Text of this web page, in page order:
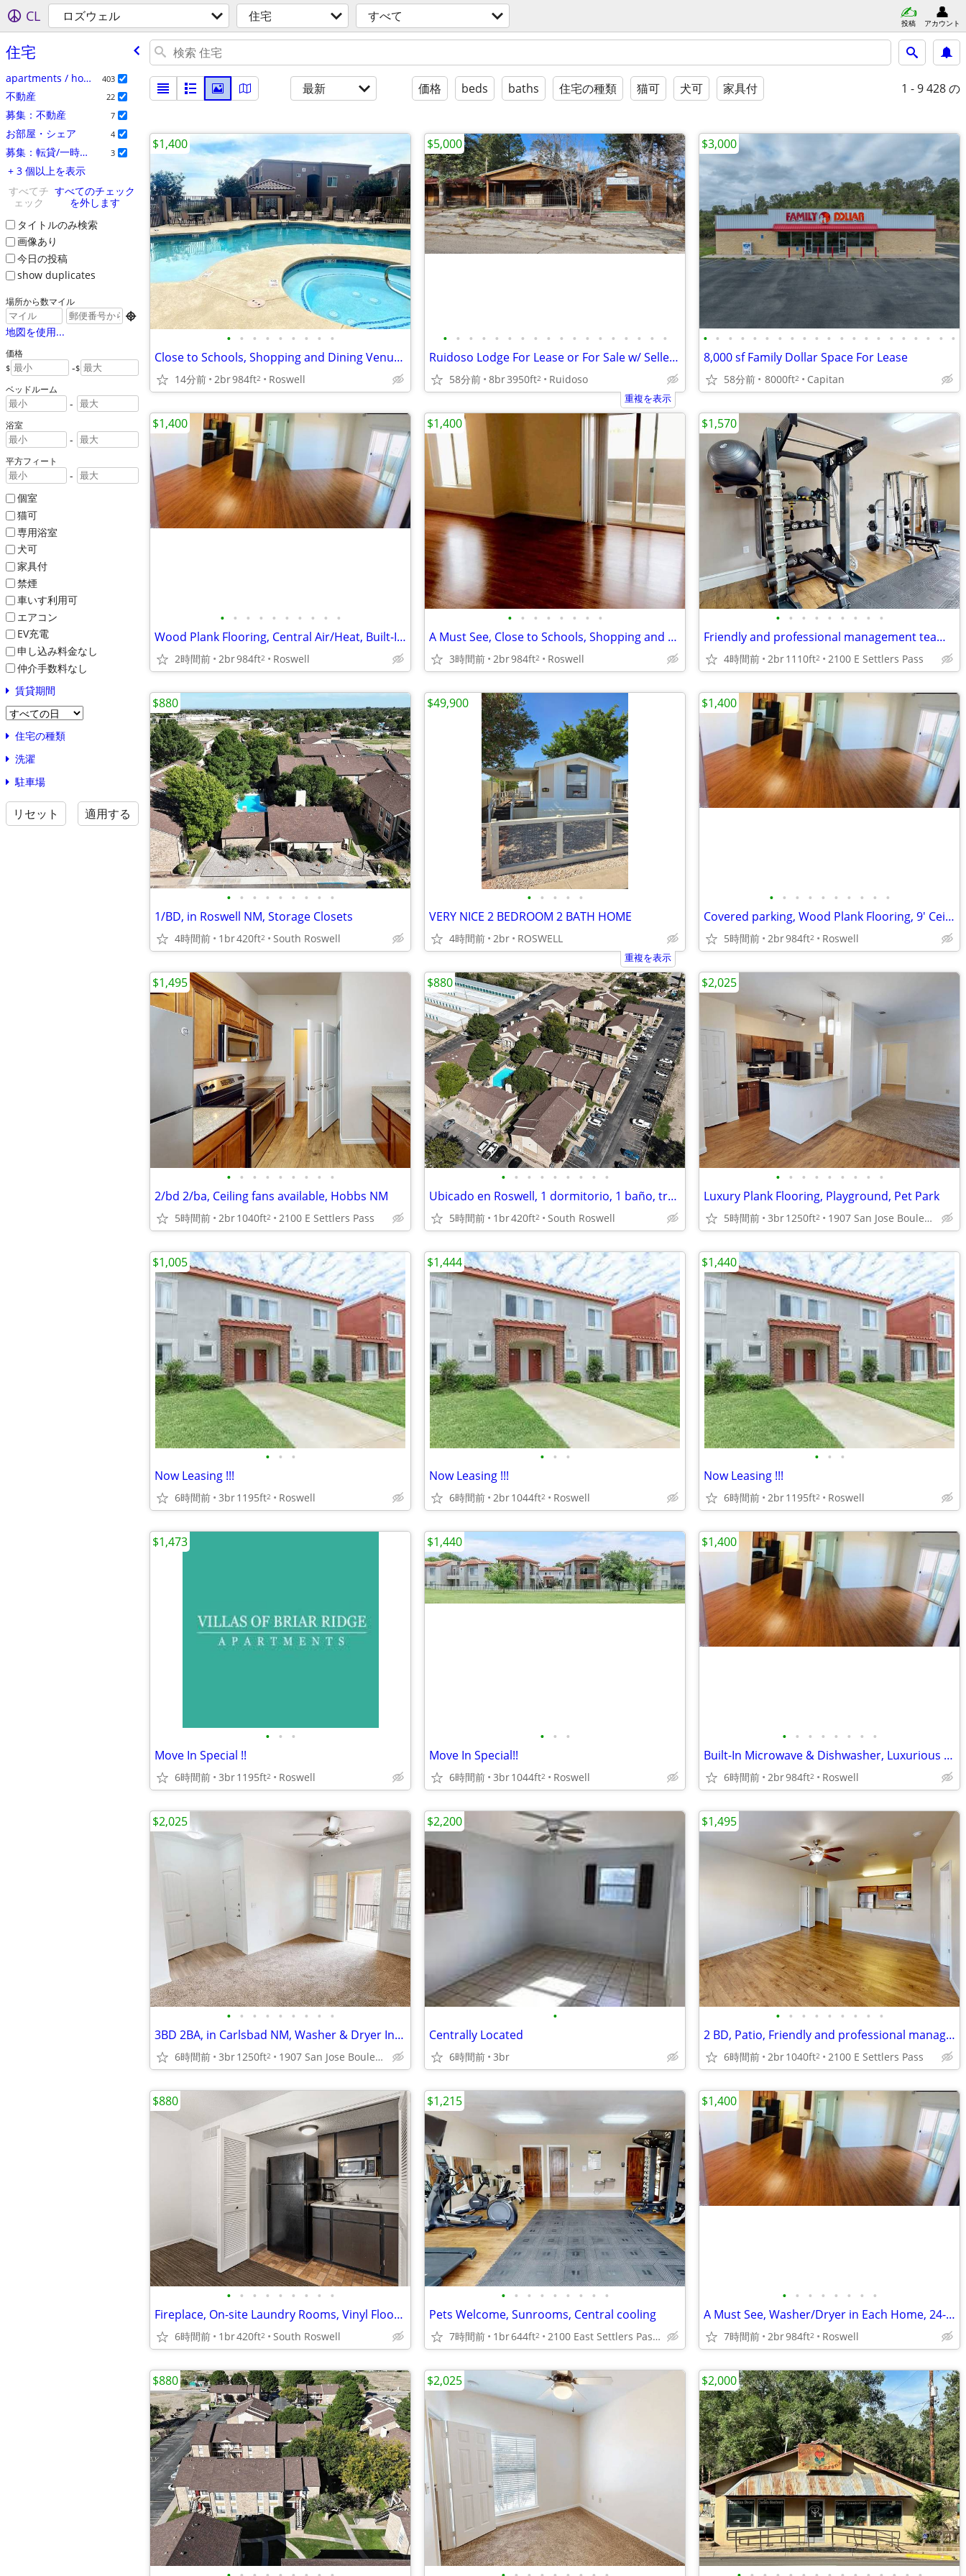
CL ロズウェル 住宅 すべて 投稿 アカウント
住宅
apartments / housing for rent 403
不動産 22
募集：不動産 7
お部屋・シェア 4
募集：転貸/一時貸し 3
+ 3 個以上を表示
すべてチ
ェック
すべてのチェック
を外します
タイトルのみ検索
画像あり
今日の投稿
show duplicates
場所から数マイル

地図を使用...
価格
$ -$
ベッドルーム
-
浴室
-
平方フィート
-
個室
猫可
専用浴室
犬可
家具付
禁煙
車いす利用可
エアコン
EV充電
申し込み料金なし
仲介手数料なし
賃貸期間
住宅の種類
洗濯
駐車場
リセット 適用する
最新 価格 beds baths 住宅の種類 猫可 犬可 家具付 1 - 9428 の
• • • • • • • • •
Close to Schools, Shopping and Dining Venues, A Must See
14分前 2br984ft2 Roswell
$1,400
• • • • • • • • • • • • • • • • • •
Ruidoso Lodge For Lease or For Sale w/ Seller Financing!!!
58分前 8br3950ft2 Ruidoso
$5,000
重複を表示
• • • • • • • • • • • • • • • • • • • • •
8,000 sf Family Dollar Space For Lease
58分前 8000ft2 Capitan
$3,000
• • • • • • • • • •
Wood Plank Flooring, Central Air/Heat, Built-In Microwave & Dishwasher
2時間前 2br984ft2 Roswell
$1,400
• • • • • • • •
A Must See, Close to Schools, Shopping and Dining Venues
3時間前 2br984ft2 Roswell
$1,400
• • • • • • • • •
Friendly and professional management team, Patio, 2BD 2BA
4時間前 2br1110ft2 2100 E Settlers Pass
$1,570
• • • • • • • • •
1/BD, in Roswell NM, Storage Closets
4時間前 1br420ft2 South Roswell
$880
• • • • •
VERY NICE 2 BEDROOM 2 BATH HOME
4時間前 2br ROSWELL
$49,900
重複を表示
• • • • • • • • • •
Covered parking, Wood Plank Flooring, 9' Ceilings
5時間前 2br984ft2 Roswell
$1,400
• • • • • • • • •
2/bd 2/ba, Ceiling fans available, Hobbs NM
5時間前 2br1040ft2 2100 E Settlers Pass
$1,495
• • • • • • • • •
Ubicado en Roswell, 1 dormitorio, 1 baño, tragaluces.
5時間前 1br420ft2 South Roswell
$880
• • • • • • • • •
Luxury Plank Flooring, Playground, Pet Park
5時間前 3br1250ft2 1907 San Jose Boulevard, Carlsbad, NM
$2,025
• • •
Now Leasing !!!
6時間前 3br1195ft2 Roswell
$1,005
• • •
Now Leasing !!!
6時間前 2br1044ft2 Roswell
$1,444
• • •
Now Leasing !!!
6時間前 2br1195ft2 Roswell
$1,440
• • •
Move In Special !!
6時間前 3br1195ft2 Roswell
$1,473
• • •
Move In Special!!
6時間前 3br1044ft2 Roswell
$1,440
• • • • • • • •
Built-In Microwave & Dishwasher, Luxurious Pool and Spa, Playground
6時間前 2br984ft2 Roswell
$1,400
• • • • • • • • •
3BD 2BA, in Carlsbad NM, Washer & Dryer In-Home
6時間前 3br1250ft2 1907 San Jose Boulevard, Carlsbad, NM
$2,025
•
Centrally Located
6時間前 3br
$2,200
• • • • • • • • •
2 BD, Patio, Friendly and professional management team
6時間前 2br1040ft2 2100 E Settlers Pass
$1,495
• • • • • • • • •
Fireplace, On-site Laundry Rooms, Vinyl Flooring
6時間前 1br420ft2 South Roswell
$880
• • • • • • • • •
Pets Welcome, Sunrooms, Central cooling
7時間前 1br644ft2 2100 East Settlers Pass, Roswell / Carlsbad, NM
$1,215
• • • • • • • •
A Must See, Washer/Dryer in Each Home, 24-hr Fitness Center
7時間前 2br984ft2 Roswell
$1,400
$880 $2,025 $2,000